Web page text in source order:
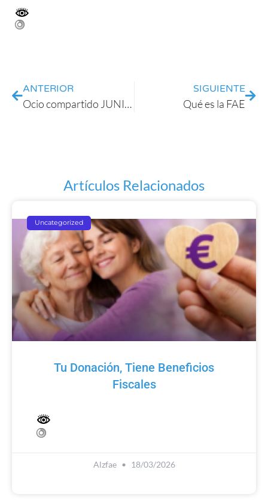
ANTERIOR
Ocio compartido JUNIO 2019
SIGUIENTE
Qué es la FAE
Artículos Relacionados
Uncategorized
Tu Donación, Tiene Beneficios
Fiscales
Alzfae 18/03/2026